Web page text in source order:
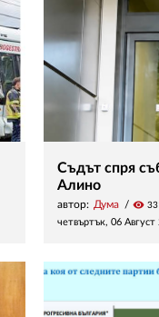
Съдът спря
Алино
автор: Дума visibility
четвъртък, 06 Август